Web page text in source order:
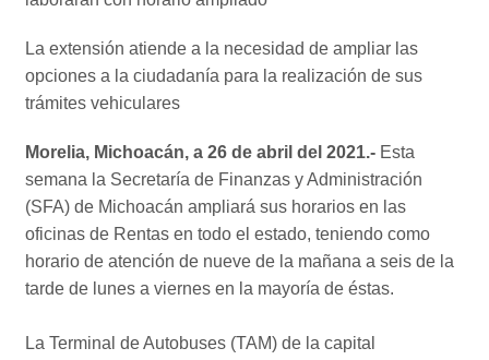
La extensión atiende a la necesidad de ampliar las
opciones a la ciudadanía para la realización de sus
trámites vehiculares
Morelia, Michoacán, a 26 de abril del 2021.- Esta
semana la Secretaría de Finanzas y Administración
(SFA) de Michoacán ampliará sus horarios en las
oficinas de Rentas en todo el estado, teniendo como
horario de atención de nueve de la mañana a seis de la
tarde de lunes a viernes en la mayoría de éstas.
La Terminal de Autobuses (TAM) de la capital